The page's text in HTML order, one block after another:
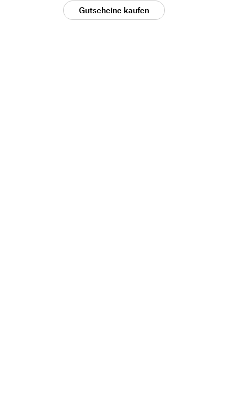
Gutscheine kaufen